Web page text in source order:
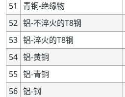
51
青铜-绝缘物
52 铝-不淬火的T8钢
53 铝-淬火的T8钢
54 铝-黄铜
55 铝-青铜
56 铝-钢